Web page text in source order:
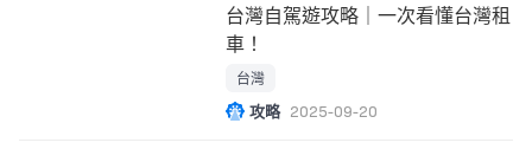
台灣自駕遊攻略｜一次看懂台灣租
車！
台灣
攻略 2025-09-20